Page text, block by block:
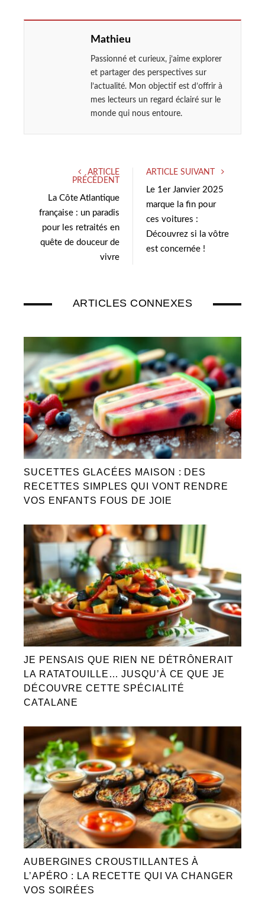
Mathieu
Passionné et curieux, j’aime explorer
et partager des perspectives sur
l’actualité. Mon objectif est d’offrir à
mes lecteurs un regard éclairé sur le
monde qui nous entoure.
ARTICLE
PRÉCÉDENT
La Côte Atlantique
française : un paradis
pour les retraités en
quête de douceur de
vivre
ARTICLE SUIVANT
Le 1er Janvier 2025
marque la fin pour
ces voitures :
Découvrez si la vôtre
est concernée !
ARTICLES CONNEXES
SUCETTES GLACÉES MAISON : DES
RECETTES SIMPLES QUI VONT RENDRE
VOS ENFANTS FOUS DE JOIE
JE PENSAIS QUE RIEN NE DÉTRÔNERAIT
LA RATATOUILLE… JUSQU’À CE QUE JE
DÉCOUVRE CETTE SPÉCIALITÉ
CATALANE
AUBERGINES CROUSTILLANTES À
L’APÉRO : LA RECETTE QUI VA CHANGER
VOS SOIRÉES